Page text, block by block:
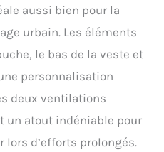
aussi bien pour la
urbain. Les éléments
le bas de la veste et
personnalisation
deux ventilations
un atout indéniable pour
lors d’efforts prolongés.